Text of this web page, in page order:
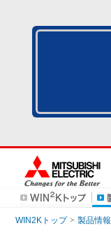
WIN2Kトップ 製品情報